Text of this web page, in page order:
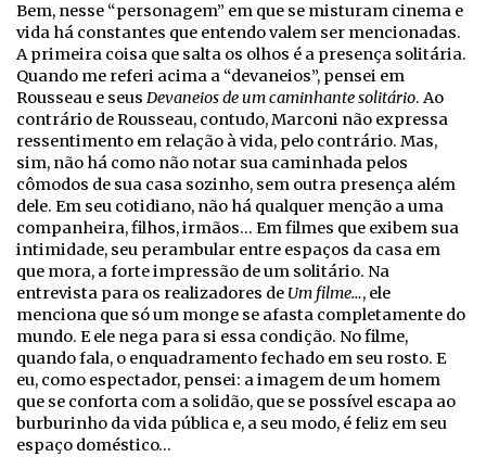
Bem, nesse “personagem” em que se misturam cinema e
vida há constantes que entendo valem ser mencionadas.
A primeira coisa que salta os olhos é a presença solitária.
Quando me referi acima a “devaneios”, pensei em
Rousseau e seus Devaneios de um caminhante solitário. Ao
contrário de Rousseau, contudo, Marconi não expressa
ressentimento em relação à vida, pelo contrário. Mas,
sim, não há como não notar sua caminhada pelos
cômodos de sua casa sozinho, sem outra presença além
dele. Em seu cotidiano, não há qualquer menção a uma
companheira, filhos, irmãos… Em filmes que exibem sua
intimidade, seu perambular entre espaços da casa em
que mora, a forte impressão de um solitário. Na
entrevista para os realizadores de Um filme…, ele
menciona que só um monge se afasta completamente do
mundo. E ele nega para si essa condição. No filme,
quando fala, o enquadramento fechado em seu rosto. E
eu, como espectador, pensei: a imagem de um homem
que se conforta com a solidão, que se possível escapa ao
burburinho da vida pública e, a seu modo, é feliz em seu
espaço doméstico…